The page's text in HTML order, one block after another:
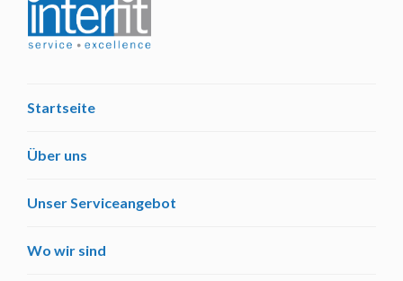
Startseite
Über uns
Unser Serviceangebot
Wo wir sind